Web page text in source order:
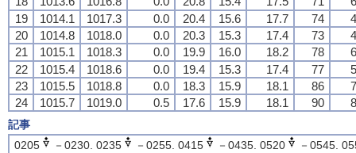
19
1014.1 1017.3 0.0 20.4 15.6 17.7 74
20
1014.8 1018.0 0.0 20.3 15.3 17.4 73
21
1015.1 1018.3 0.0 19.9 16.0 18.2 78
22
1015.4 1018.6 0.0 19.4 15.3 17.4 77
23
1015.5 1018.8 0.0 18.3 15.9 18.1 86
24
1015.7 1019.0 0.5 17.6 15.9 18.1 90
記事
0205
－0230. 0235 －0255. 0415 －0435. 0520
－0545.